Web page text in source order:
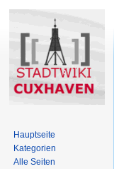
Hauptseite
Kategorien
Alle Seiten